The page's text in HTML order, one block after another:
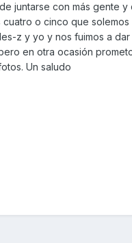
juntarse con más gente
o cinco que
z y yo y nos fuimos a
en otra ocasión
Un saludo